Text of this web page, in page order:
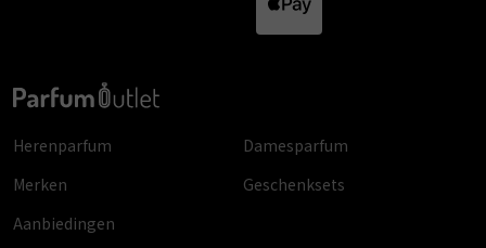
Herenparfum
Damesparfum
Merken
Geschenksets
Aanbiedingen